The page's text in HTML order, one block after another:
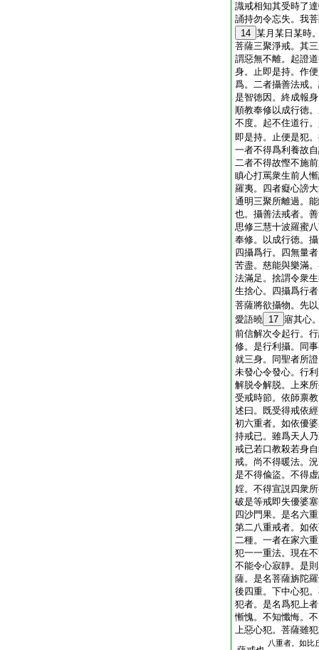
識戒相知其受時了
誦持勿令忘失。我
14 某月某日某時
菩薩三聚淨戒。其
謂惡無不離。起證
身。止即是持。作
爲。二者攝善法戒
是智徳因。終成報
順教奉修以成行徳
不度。起不住道行
即是持。止便是犯
一者不得爲利養故
二者不得故慳不施
瞋心打罵衆生前人
羅夷。四者癡心謗
通明三聚所離過。
也。攝善法戒者。
思修三慧十波羅蜜
奉修。以成行徳。
四攝爲行。四無量
苦盡。慈能與樂滿
法滿足。捨謂令衆
生捨心。四攝爲行
菩薩將欲攝物。先
愛語曉 17 寤其心
前信解次令起行。
修。是行利攝。同
就三身。同聖者所
未發心令發心。行
解脱令解脱。上來
受戒時節。依師禀
述曰。既受得戒依
初六重者。如依優
持戒已。雖爲天人
戒已若口教殺若身
戒。尚不得暖法。
是不得偸盜。不得
婬。不得宣説四衆
破是等戒即失優婆
四沙門果。是名六重
第二八重戒者。如
二種。一者在家六
犯一一重法。現在
不能令心寂靜。是
薩。是名菩薩旃陀
後四重。下中心犯
犯者。是名爲犯上
慚愧。不知懺悔。
上惡心犯。菩薩雖
八重者。如比